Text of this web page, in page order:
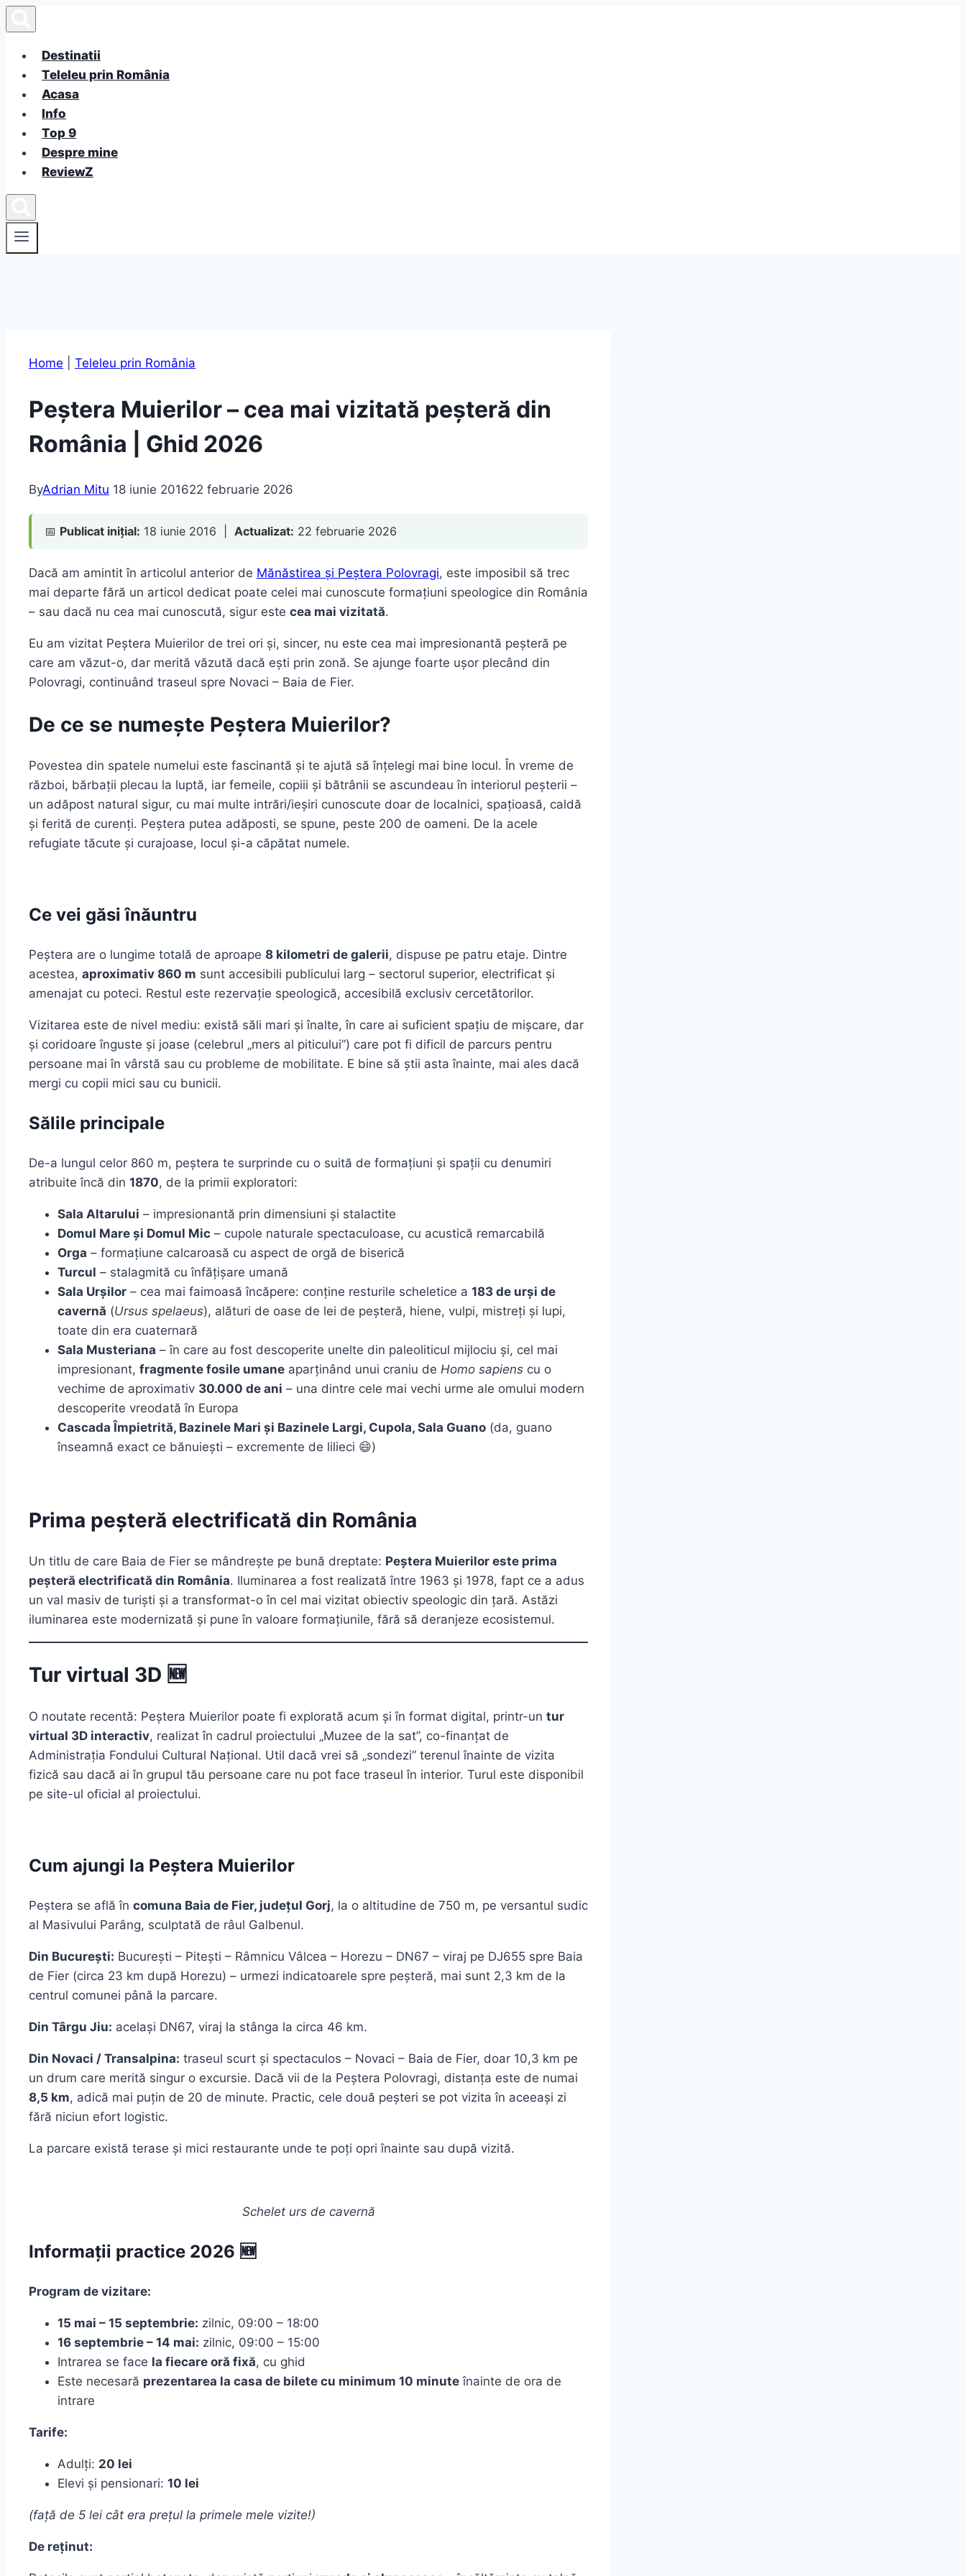
to
contentDestinatii
Teleleu prin România
Acasa
Info
Top 9
Despre mine
ReviewZ
Home Teleleu prin România
Peștera Muierilor – cea mai vizitată peșteră din
România | Ghid 2026
ByAdrian Mitu 18 iunie 201622 februarie 2026
📅 Publicat inițial: 18 iunie 2016 | Actualizat: 22 februarie 2026
Dacă am amintit în articolul anterior de Mănăstirea și Peștera Polovragi, este imposibil să trec
mai departe fără un articol dedicat poate celei mai cunoscute formațiuni speologice din România
– sau dacă nu cea mai cunoscută, sigur este cea mai vizitată.
Eu am vizitat Peștera Muierilor de trei ori și, sincer, nu este cea mai impresionantă peșteră pe
care am văzut-o, dar merită văzută dacă ești prin zonă. Se ajunge foarte ușor plecând din
Polovragi, continuând traseul spre Novaci – Baia de Fier.
De ce se numește Peștera Muierilor?
Povestea din spatele numelui este fascinantă și te ajută să înțelegi mai bine locul. În vreme de
război, bărbații plecau la luptă, iar femeile, copiii și bătrânii se ascundeau în interiorul peșterii –
un adăpost natural sigur, cu mai multe intrări/ieșiri cunoscute doar de localnici, spațioasă, caldă
și ferită de curenți. Peștera putea adăposti, se spune, peste 200 de oameni. De la acele
refugiate tăcute și curajoase, locul și-a căpătat numele.
Ce vei găsi înăuntru
Peștera are o lungime totală de aproape 8 kilometri de galerii, dispuse pe patru etaje. Dintre
acestea, aproximativ 860 m sunt accesibili publicului larg – sectorul superior, electrificat și
amenajat cu poteci. Restul este rezervație speologică, accesibilă exclusiv cercetătorilor.
Vizitarea este de nivel mediu: există săli mari și înalte, în care ai suficient spațiu de mișcare, dar
și coridoare înguste și joase (celebrul „mers al piticului”) care pot fi dificil de parcurs pentru
persoane mai în vârstă sau cu probleme de mobilitate. E bine să știi asta înainte, mai ales dacă
mergi cu copii mici sau cu bunicii.
Sălile principale
De-a lungul celor 860 m, peștera te surprinde cu o suită de formațiuni și spații cu denumiri
atribuite încă din 1870, de la primii exploratori:
Sala Altarului – impresionantă prin dimensiuni și stalactite
Domul Mare și Domul Mic – cupole naturale spectaculoase, cu acustică remarcabilă
Orga – formațiune calcaroasă cu aspect de orgă de biserică
Turcul – stalagmită cu înfățișare umană
Sala Urșilor – cea mai faimoasă încăpere: conține resturile scheletice a 183 de urși de
cavernă (Ursus spelaeus), alături de oase de lei de peșteră, hiene, vulpi, mistreți și lupi,
toate din era cuaternară
Sala Musteriana – în care au fost descoperite unelte din paleoliticul mijlociu și, cel mai
impresionant, fragmente fosile umane aparținând unui craniu de Homo sapiens cu o
vechime de aproximativ 30.000 de ani – una dintre cele mai vechi urme ale omului modern
descoperite vreodată în Europa
Cascada Împietrită, Bazinele Mari și Bazinele Largi, Cupola, Sala Guano (da, guano
înseamnă exact ce bănuiești – excremente de lilieci 😄)
Prima peșteră electrificată din România
Un titlu de care Baia de Fier se mândrește pe bună dreptate: Peștera Muierilor este prima
peșteră electrificată din România. Iluminarea a fost realizată între 1963 și 1978, fapt ce a adus
un val masiv de turiști și a transformat-o în cel mai vizitat obiectiv speologic din țară. Astăzi
iluminarea este modernizată și pune în valoare formațiunile, fără să deranjeze ecosistemul.
Tur virtual 3D 🆕
O noutate recentă: Peștera Muierilor poate fi explorată acum și în format digital, printr-un tur
virtual 3D interactiv, realizat în cadrul proiectului „Muzee de la sat”, co-finanțat de
Administrația Fondului Cultural Național. Util dacă vrei să „sondezi” terenul înainte de vizita
fizică sau dacă ai în grupul tău persoane care nu pot face traseul în interior. Turul este disponibil
pe site-ul oficial al proiectului.
Cum ajungi la Peștera Muierilor
Peștera se află în comuna Baia de Fier, județul Gorj, la o altitudine de 750 m, pe versantul sudic
al Masivului Parâng, sculptată de râul Galbenul.
Din București: București – Pitești – Râmnicu Vâlcea – Horezu – DN67 – viraj pe DJ655 spre Baia
de Fier (circa 23 km după Horezu) – urmezi indicatoarele spre peșteră, mai sunt 2,3 km de la
centrul comunei până la parcare.
Din Târgu Jiu: același DN67, viraj la stânga la circa 46 km.
Din Novaci / Transalpina: traseul scurt și spectaculos – Novaci – Baia de Fier, doar 10,3 km pe
un drum care merită singur o excursie. Dacă vii de la Peștera Polovragi, distanța este de numai
8,5 km, adică mai puțin de 20 de minute. Practic, cele două peșteri se pot vizita în aceeași zi
fără niciun efort logistic.
La parcare există terase și mici restaurante unde te poți opri înainte sau după vizită.
Schelet urs de cavernă
Informații practice 2026 🆕
Program de vizitare:
15 mai – 15 septembrie: zilnic, 09:00 – 18:00
16 septembrie – 14 mai: zilnic, 09:00 – 15:00
Intrarea se face la fiecare oră fixă, cu ghid
Este necesară prezentarea la casa de bilete cu minimum 10 minute înainte de ora de
intrare
Tarife:
Adulți: 20 lei
Elevi și pensionari: 10 lei
(față de 5 lei cât era prețul la primele mele vizite!)
De reținut: